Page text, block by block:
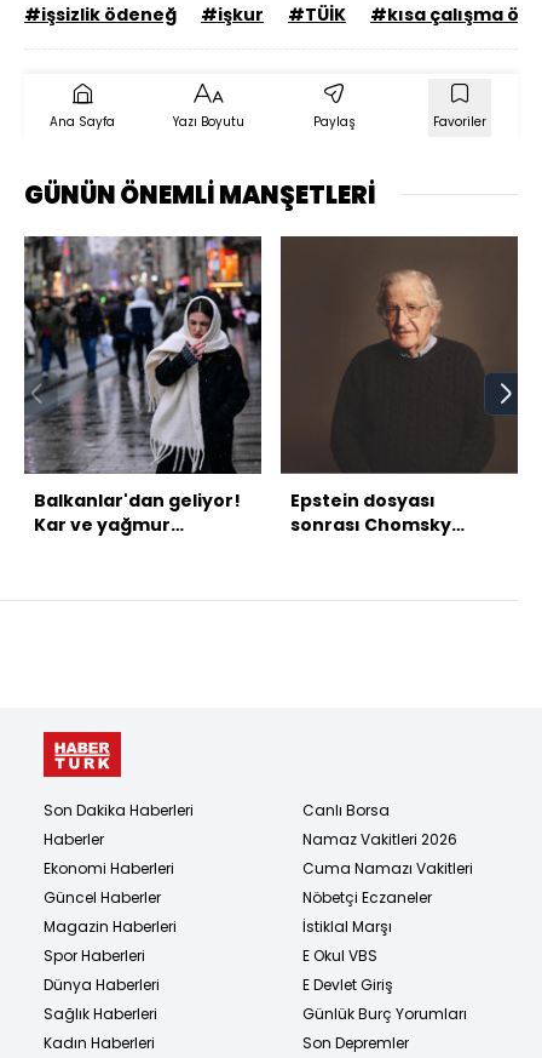
#işsizlik ödeneğ #işkur #TÜİK #kısa çalışma
Ana Sayfa Yazı Boyutu Paylaş Favoriler
GÜNÜN ÖNEMLİ MANŞETLERİ
Balkanlar'dan geliyor!
Kar ve yağmur
Epstein dosyası
sonrası Chomsky
çıkarılmalı mı?
Son Dakika Haberleri
Haberler
Ekonomi Haberleri
Güncel Haberler
Magazin Haberleri
Spor Haberleri
Dünya Haberleri
Sağlık Haberleri
Kadın Haberleri
Canlı Borsa
Namaz Vakitleri 2026
Cuma Namazı Vakitleri
Nöbetçi Eczaneler
İstiklal Marşı
E Okul VBS
E Devlet Giriş
Günlük Burç Yorumları
Son Depremler